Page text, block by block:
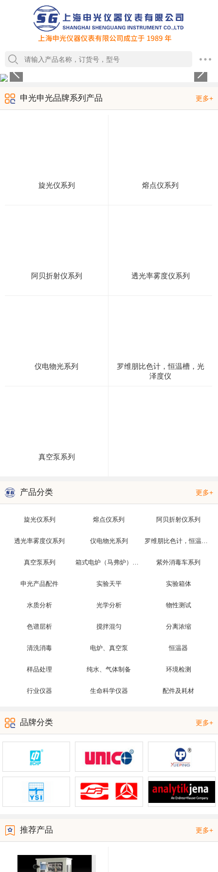
申光申光品牌系列产品 更多+
旋光仪系列 熔点仪系列
阿贝折射仪系列 透光率雾度仪系列
仪电物光系列
罗维朋比色计，恒温槽，光
泽度仪
真空泵系列
产品分类 更多+
旋光仪系列 熔点仪系列 阿贝折射仪系列
透光率雾度仪系列 仪电物光系列 罗维朋比色计，恒温槽，光泽度仪
真空泵系列 箱式电炉（马弗炉）系列 紫外消毒车系列
申光产品配件 实验天平 实验箱体
水质分析 光学分析 物性测试
色谱层析 搅拌混匀 分离浓缩
清洗消毒 电炉、真空泵 恒温器
样品处理 纯水、气体制备 环境检测
行业仪器 生命科学仪器 配件及耗材
品牌分类 更多+
推荐产品 更多+